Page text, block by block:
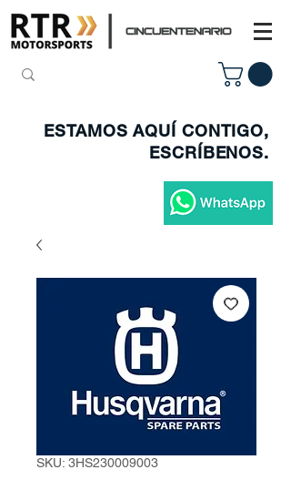
ESTAMOS AQUÍ CONTIGO,
ESCRÍBENOS.
SKU: 3HS230009003